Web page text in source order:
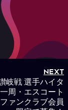
NEXT
岐戦 選手ハイタ
周・エスコート
ァンクラブ会員